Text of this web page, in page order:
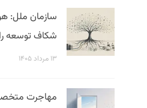
سازمان ملل:
شکاف توسعه
۱۳ مرداد ۱۴۰۵
مهاجرت